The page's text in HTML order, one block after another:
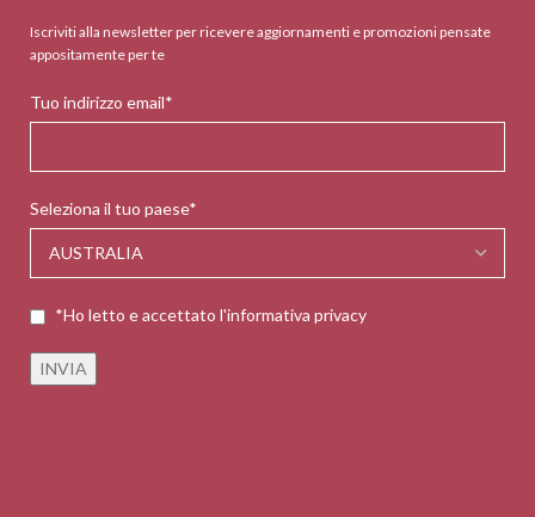
Iscriviti alla newsletter per ricevere aggiornamenti e promozioni pensate
appositamente per te
Tuo indirizzo email*
Seleziona il tuo paese*
*Ho letto e accettato l'informativa privacy